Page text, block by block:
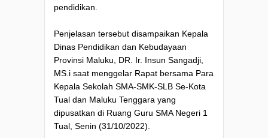
pendidikan.
Penjelasan tersebut disampaikan Kepala
Dinas Pendidikan dan Kebudayaan
Provinsi Maluku, DR. Ir. Insun Sangadji,
MS.i saat menggelar Rapat bersama Para
Kepala Sekolah SMA-SMK-SLB Se-Kota
Tual dan Maluku Tenggara yang
dipusatkan di Ruang Guru SMA Negeri 1
Tual, Senin (31/10/2022).